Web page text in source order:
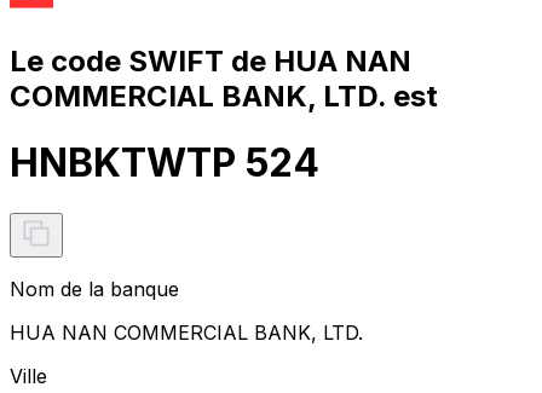
Le code SWIFT de HUA NAN
COMMERCIAL BANK, LTD. est
HNBKTWTP 524
Nom de la banque
HUA NAN COMMERCIAL BANK, LTD.
Ville